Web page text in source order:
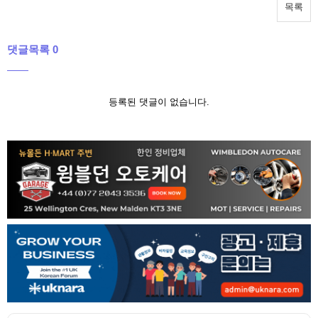
목록
댓글목록 0
등록된 댓글이 없습니다.